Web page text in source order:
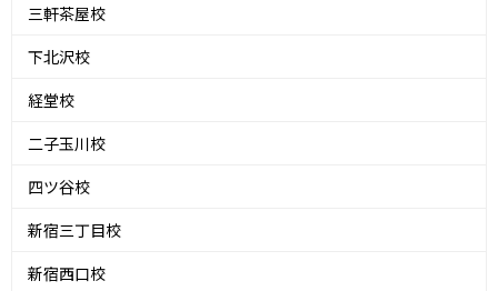
三軒茶屋校
下北沢校
経堂校
二子玉川校
四ツ谷校
新宿三丁目校
新宿西口校